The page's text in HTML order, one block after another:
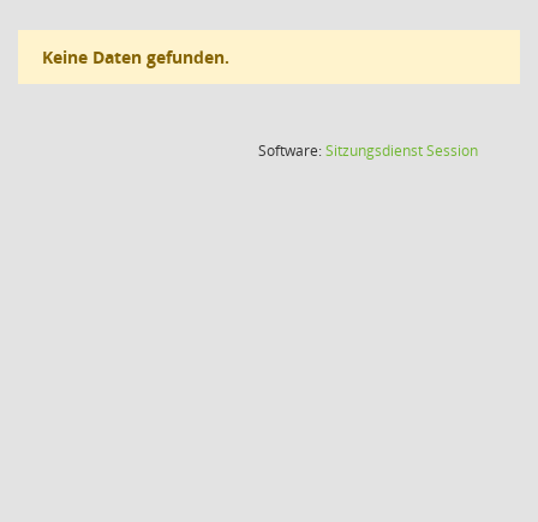
Keine Daten gefunden.
Software:SitzungsdienstSession(Wird in